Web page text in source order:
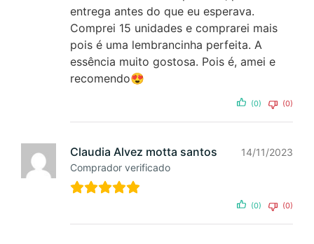
entrega antes do que eu esperava.
Comprei 15 unidades e comprarei mais
pois é uma lembrancinha perfeita. A
essência muito gostosa. Pois é, amei e
recomendo😍
(0) (0)
Claudia Alvez motta santos
Comprador verificado
14/11/2023
(0) (0)